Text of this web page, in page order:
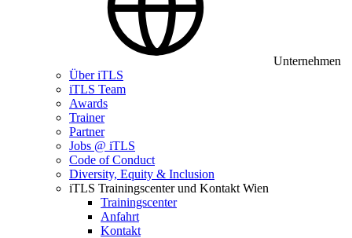
Unternehmen
Über iTLS
iTLS Team
Awards
Trainer
Partner
Jobs @ iTLS
Code of Conduct
Diversity, Equity & Inclusion
iTLS Trainingscenter und Kontakt Wien
Trainingscenter
Anfahrt
Kontakt